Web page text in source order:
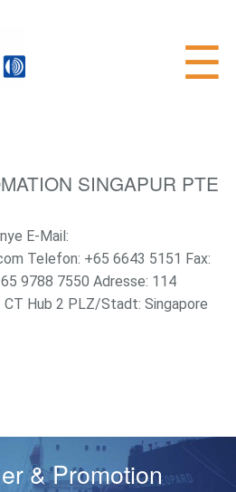
SINGAPUR PTE
E-Mail:
Telefon: +65 6643 5151 Fax:
9788 7550 Adresse: 114
Hub 2 PLZ/Stadt: Singapore
& Promotion